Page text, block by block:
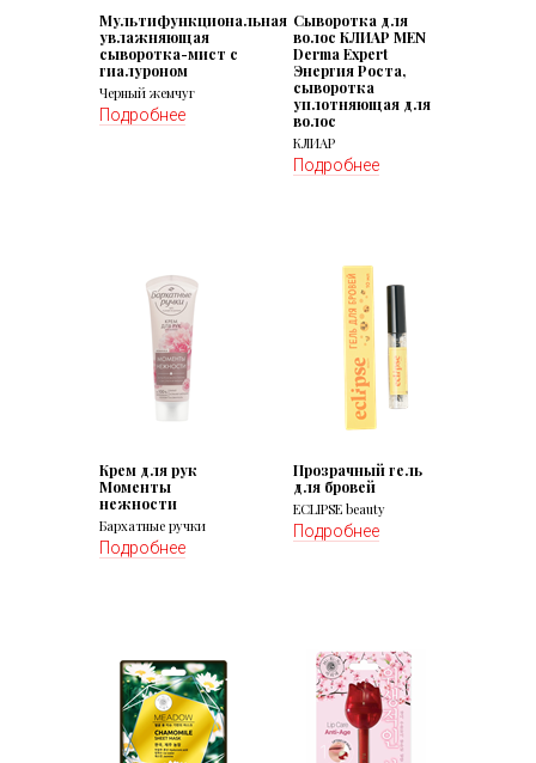
Мультифункциональная
увлажняющая
сыворотка-мист с
гиалуроном
Черный жемчуг
Подробнее
Сыворотка для
волос КЛИАР MEN
Derma Expert
Энергия Роста,
сыворотка
уплотняющая для
волос
КЛИАР
Подробнее
Крем для рук
Моменты
нежности
Бархатные ручки
Подробнее
Прозрачный гель
для бровей
ECLIPSE beauty
Подробнее